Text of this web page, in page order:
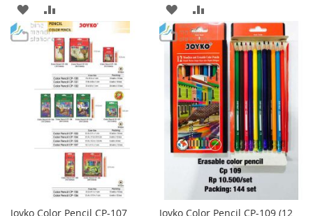
ADD
TO
WISH
TO
COMPARE
ADD
TO
WISH
LIST
TO
COMPARE
Joyko Color Pencil CP-107
Joyko Color Pencil CP-109 (12